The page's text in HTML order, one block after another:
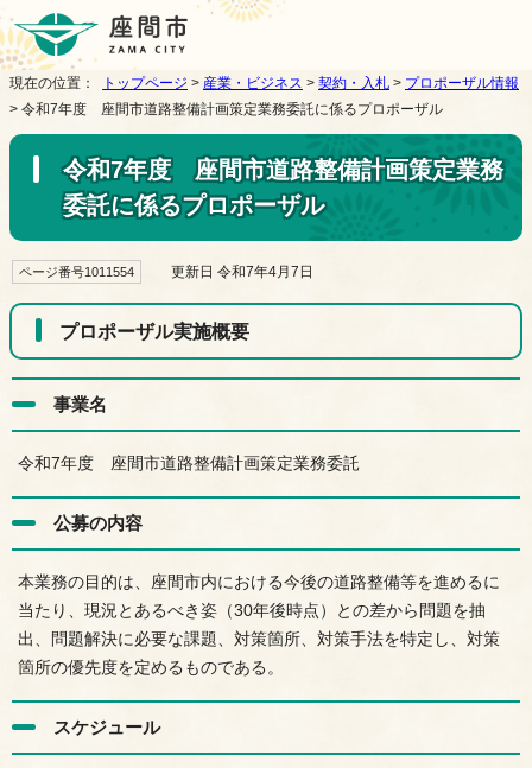
現在の位置： トップページ > 産業・ビジネス > 契約・入札 > プロポーザル情報
> 令和7年度 座間市道路整備計画策定業務委託に係るプロポーザル
令和7年度 座間市道路整備計画策定業務
委託に係るプロポーザル
ページ番号1011554 更新日 令和7年4月7日
プロポーザル実施概要
事業名
令和7年度 座間市道路整備計画策定業務委託
公募の内容
本業務の目的は、座間市内における今後の道路整備等を進めるに
当たり、現況とあるべき姿（30年後時点）との差から問題を抽
出、問題解決に必要な課題、対策箇所、対策手法を特定し、対策
箇所の優先度を定めるものである。
スケジュール